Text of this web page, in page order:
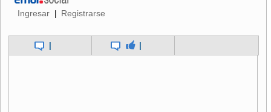
Ingresar | Registrarse
| |